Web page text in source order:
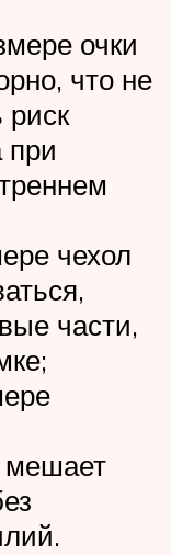
очки
что не
риск
при
чехол
части,
мешает